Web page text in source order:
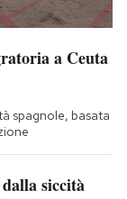
a Ceuta
spagnole, basata
siccità